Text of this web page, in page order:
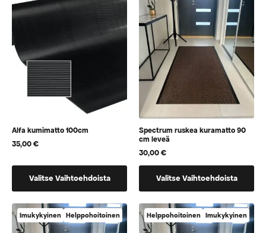
voidaan
tuotteen
sivulla
voidaan
valita
tuotteen
sivulla
Alfa kumimatto 100cm
35,00€
Valitse Vaihtoehdoista
vaihtoehtoja,
jotka
Spectrum ruskea kuramatto 90
cm leveä
30,00€
Valitse Vaihtoehdoista
vaihtoehtoja,
jotka
Imukykyinen Helppohoitoinen Helppohoitoinen Imukykyinen
Hyödynnä
5% alennus
Ensimmäisestä tilauksestasi.
Kyllä, haluan alennuksen
Uutiskirjeen tilaamalla sallit Maripa Oy:n lähettää sinulle viestejä, sekä vahvistat lukeneesi ja